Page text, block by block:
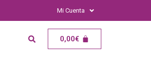
Mi Cuenta
0,00€